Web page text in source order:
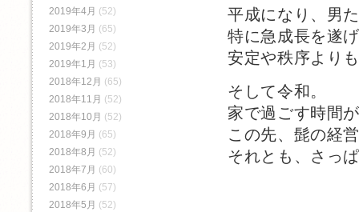
平成になり、男
特に急成長を遂
安定や秩序より
そして令和。
家で過ごす時間
この先、髭の経
それとも、さっ
2019年4月 (52)
2019年3月 (65)
2019年2月 (52)
2019年1月 (53)
2018年12月 (65)
2018年11月 (52)
2018年10月 (52)
2018年9月 (65)
2018年8月 (52)
2018年7月 (60)
2018年6月 (57)
2018年5月 (52)